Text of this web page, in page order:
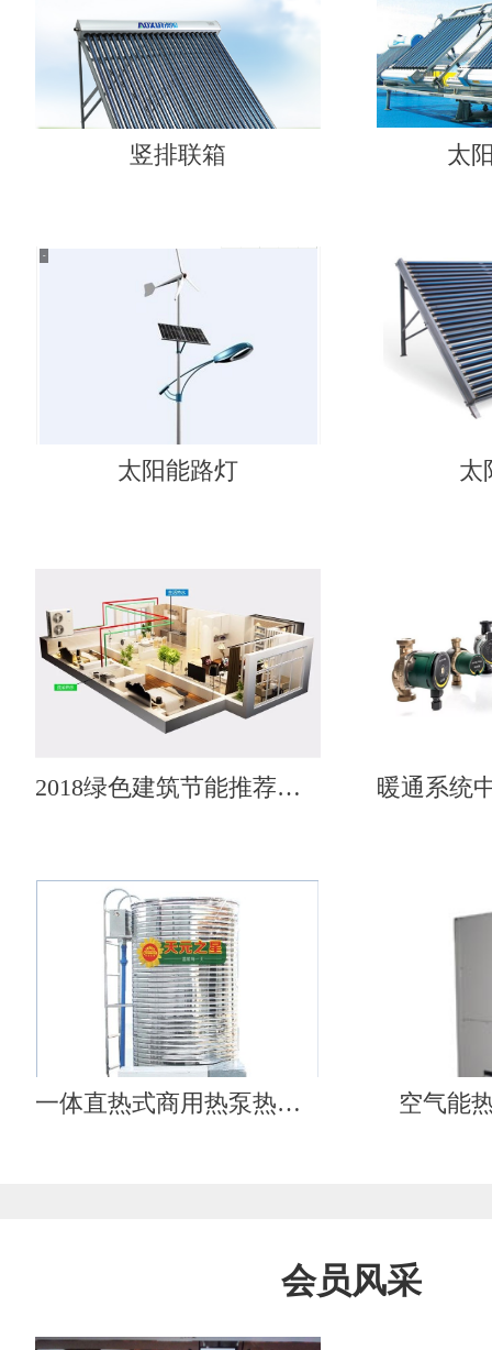
竖排联箱 太
太阳能路灯 太
2018绿色建筑节能推荐产品——天舒热泵热水机
一体直热式商用热泵热水器（工质循环） 空气能
会员风采